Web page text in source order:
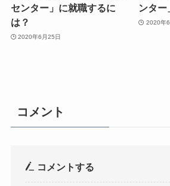
センター」に就職するに
は？
2020年6月25日
ンター
2020年
コメント
コメントする